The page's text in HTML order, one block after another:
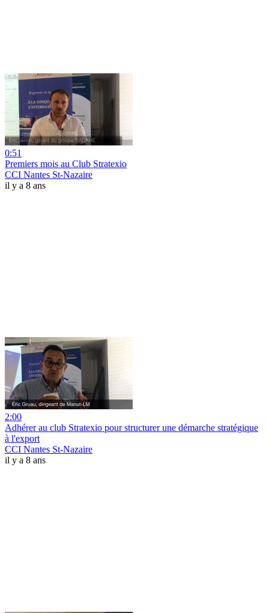
0:51
Premiers mois au Club Stratexio
CCI Nantes St-Nazaire
il y a 8 ans
2:00
Adhérer au club Stratexio pour structurer une démarche stratégique
à l'export
CCI Nantes St-Nazaire
il y a 8 ans